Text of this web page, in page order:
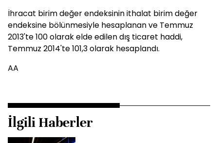
İhracat birim değer endeksinin ithalat birim değer
endeksine bölünmesiyle hesaplanan ve Temmuz
2013'te 100 olarak elde edilen dış ticaret haddi,
Temmuz 2014'te 101,3 olarak hesaplandı.
AA
İlgili Haberler